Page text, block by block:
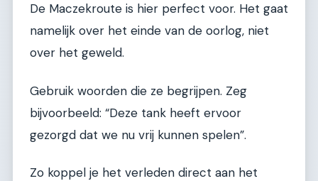
De Maczekroute is hier perfect voor. Het gaat
namelijk over het einde van de oorlog, niet
over het geweld.
Gebruik woorden die ze begrijpen. Zeg
bijvoorbeeld: “Deze tank heeft ervoor
gezorgd dat we nu vrij kunnen spelen”.
Zo koppel je het verleden direct aan het